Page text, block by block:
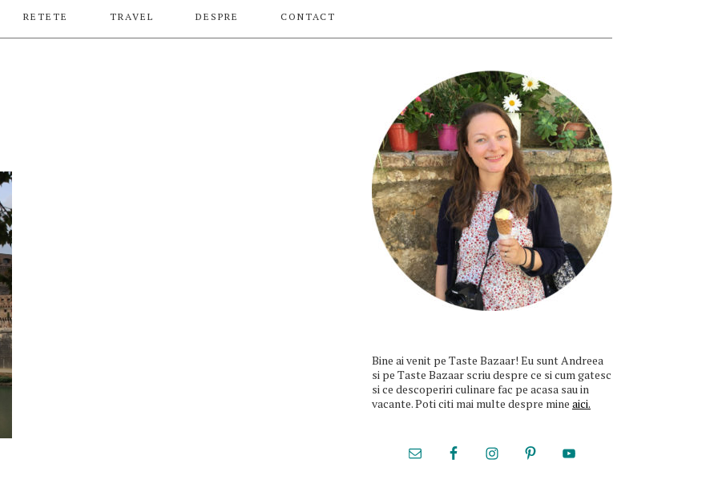
RETETE TRAVEL DESPRE CONTACT
Bine ai venit pe Taste Bazaar! Eu sunt Andreea
si pe Taste Bazaar scriu despre ce si cum gatesc
si ce descoperiri culinare fac pe acasa sau in
vacante. Poti citi mai multe despre mine aici.